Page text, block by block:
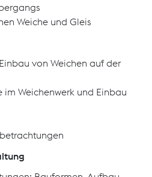
Weiche und Gleis
von Weichen auf der
Weichenwerk und Einbau